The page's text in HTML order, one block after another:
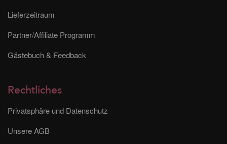
Lieferzeitraum
Partner/Affiliate Programm
Gästebuch & Feedback
Rechtliches
Privatsphäre und Datenschutz
Unsere AGB